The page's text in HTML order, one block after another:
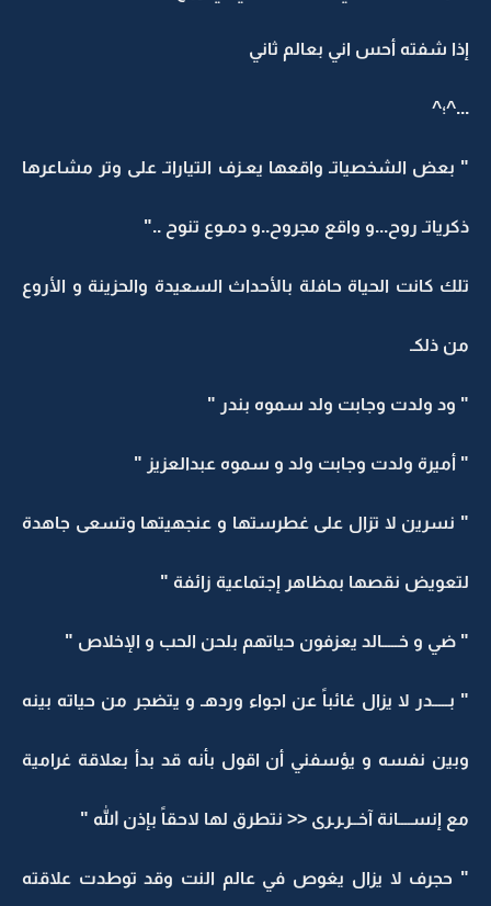
إذا شفته أحس اني بعالم ثاني
...^؛^
" بعض الشخصياتـ واقعها يعـزف التياراتـ على وتر مشاعرها
ذكرياتـ روح...و واقع مجروح..و دمـوع تنوح .."
تلك كانت الحياة حافلة بالأحداث السعيدة والحزينة و الأروع
من ذلكـ
" ود ولدت وجابت ولد سموه بندر "
" أميرة ولدت وجابت ولد و سموه عبدالعزيز "
" نسرين لا تزال على غطرستها و عنجهيتها وتسعى جاهدة
لتعويض نقصها بمظاهر إجتماعية زائفة "
" ضي و خـــــالد يعزفون حياتهم بلحن الحب و الإخلاص "
" بـــــدر لا يزال غائباً عن اجواء وردهـ و يتضجر من حياته بينه
وبين نفسه و يؤسفني أن اقول بأنه قد بدأ بعلاقة غرامية
مع إنســــانة آخــرـرـرى << نتطرق لها لاحقاً بإذن الله "
" حجرف لا يزال يغوص في عالم النت وقد توطدت علاقته